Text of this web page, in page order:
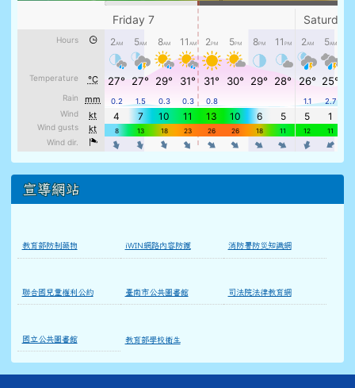
宣導網站
教育部防制藥物 iWIN網路內容防護 消防署防災知識網
聯合國兒童權利公約 臺南市公共圖書館 司法院法律教育網
國立公共圖書館 教育部學校衛生